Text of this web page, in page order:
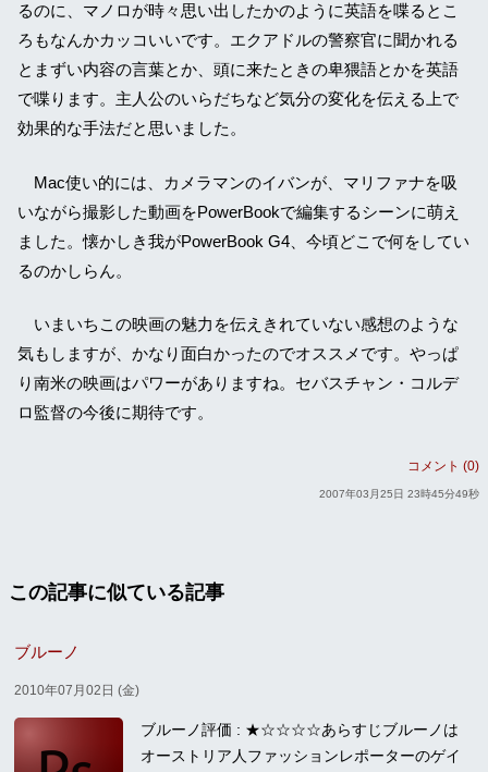
るのに、マノロが時々思い出したかのように英語を喋るとこ
ろもなんかカッコいいです。エクアドルの警察官に聞かれる
とまずい内容の言葉とか、頭に来たときの卑猥語とかを英語
で喋ります。主人公のいらだちなど気分の変化を伝える上で
効果的な手法だと思いました。
Mac使い的には、カメラマンのイバンが、マリファナを吸
いながら撮影した動画をPowerBookで編集するシーンに萌え
ました。懐かしき我がPowerBook G4、今頃どこで何をしてい
るのかしらん。
いまいちこの映画の魅力を伝えきれていない感想のような
気もしますが、かなり面白かったのでオススメです。やっぱ
り南米の映画はパワーがありますね。セバスチャン・コルデ
ロ監督の今後に期待です。
コメント (0)
2007年03月25日 23時45分49秒
この記事に似ている記事
ブルーノ
2010年07月02日 (金)
ブルーノ評価 : ★☆☆☆☆あらすじブルーノは
オーストリア人ファッションレポーターのゲイ